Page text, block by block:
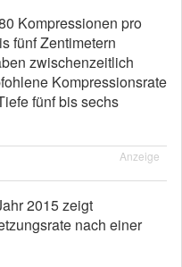
Kompressionen pro
fünf Zentimetern
zwischenzeitlich
Kompressionsrate
fünf bis sechs
Anzeige
2015 zeigt
nach einer